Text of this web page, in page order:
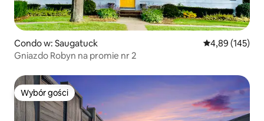
Condo w: Saugatuck Średnia
4,89 (145)
Gniazdo Robyn na promie nr 2
Wybór gości
Wybór gości